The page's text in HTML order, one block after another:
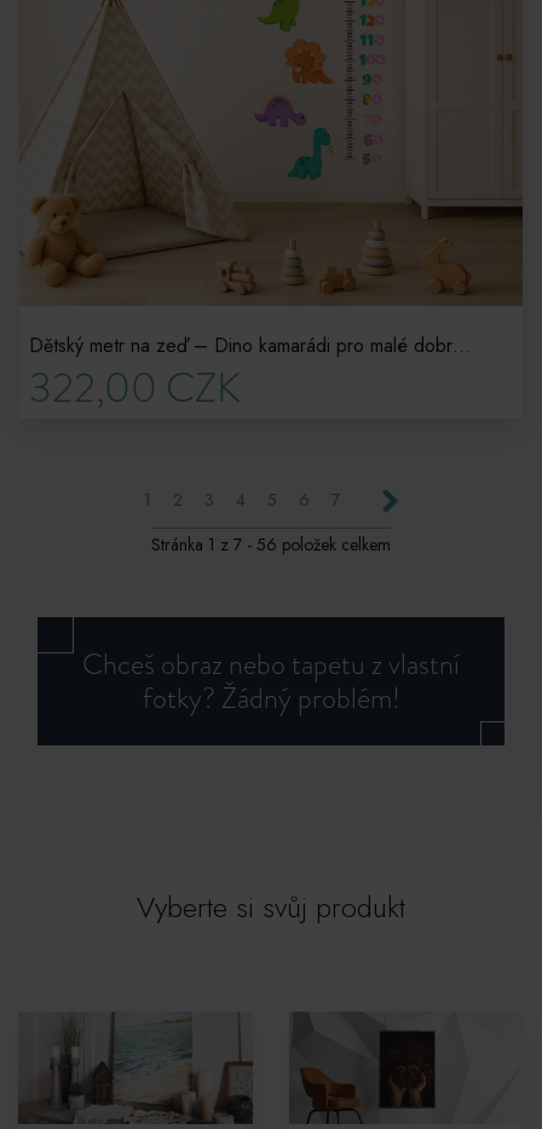
Dětský metr na zeď – Dino kamarádi pro malé dobrodruhy
322,00 CZK
1 2 3 4 5 6 7
Stránka 1 z 7 - 56 položek celkem
Chceš obraz nebo tapetu z vlastní
fotky? Žádný problém!
Vyberte si svůj produkt